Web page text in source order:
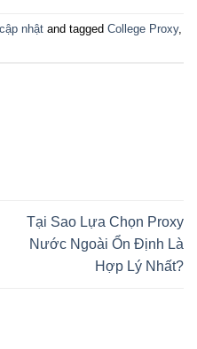
nhật and tagged College Proxy,
Tại Sao Lựa Chọn Proxy
Nước Ngoài Ổn Định Là
Hợp Lý Nhất?